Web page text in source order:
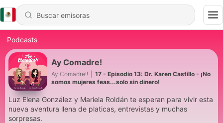
Podcasts
Ay Comadre!
Ay Comadre!!
17 - Episodio 13: Dr. Karen Castillo - ¡No
somos mujeres feas...solo sin dinero!
Luz Elena González y Mariela Roldán te esperan para vivir esta
nueva aventura llena de platicas, entrevistas y muchas
sorpresas.